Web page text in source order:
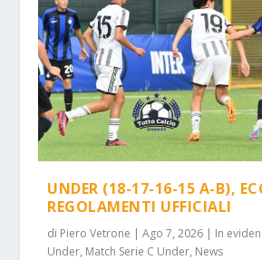
NAPOLI – TRE EX BENEVENTO
“SVINCOL...
SAVOIA – COLPO CAPASSO
UNDER (18-17-16-15 A-B),
REGOLAMENTI UFFICIALI
di Piero Vetrone |Ago 7, 2026 | In
Under, Match Serie C Under, News